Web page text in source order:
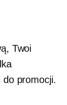
Twoi
do promocji.